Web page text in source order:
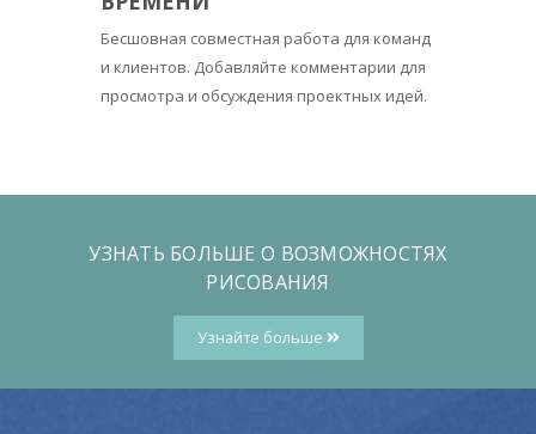
Бесшовная совместная работа для команд
и клиентов. Добавляйте комментарии для
просмотра и обсуждения проектных идей.
УЗНАТЬ БОЛЬШЕ О ВОЗМОЖНОСТЯХ
РИСОВАНИЯ
Узнайте больше